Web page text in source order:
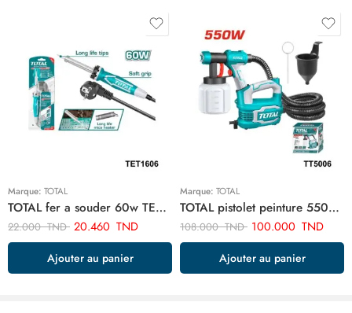
Marque: TOTAL
TOTAL fer a souder 60w TET1606
22.000TND 20.460 TND
Ajouter au panier
Marque: TOTAL
TOTAL pistolet peinture 550w TT5006
108.000TND 100.000 TND
Ajouter au panier